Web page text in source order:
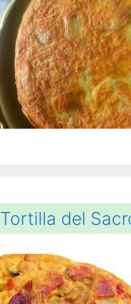
Tortilla del